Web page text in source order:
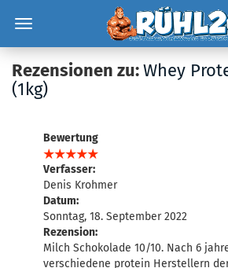
Rezensionen zu:Whey
(1kg)
Bewertung
Verfasser:
Denis Krohmer
Datum:
Sonntag, 18. September 2022
Rezension:
Milch Schokolade 10/10. Nach 6
verschiedene protein Herstellern